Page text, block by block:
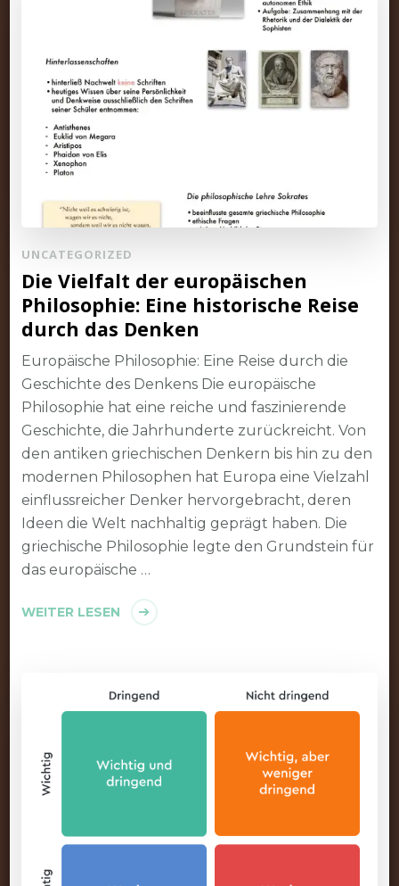
UNCATEGORIZED
Die Vielfalt der europäischen
Philosophie: Eine historische Reise
durch das Denken
Europäische Philosophie: Eine Reise durch die
Geschichte des Denkens Die europäische
Philosophie hat eine reiche und faszinierende
Geschichte, die Jahrhunderte zurückreicht. Von
den antiken griechischen Denkern bis hin zu den
modernen Philosophen hat Europa eine Vielzahl
einflussreicher Denker hervorgebracht, deren
Ideen die Welt nachhaltig geprägt haben. Die
griechische Philosophie legte den Grundstein für
das europäische …
WEITER LESEN